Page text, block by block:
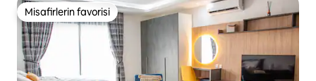
Misafirlerin favorisi
Misafirlerin favorisi